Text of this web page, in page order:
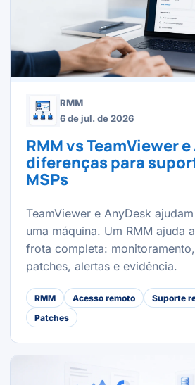
RMM
6 de jul. de 2026
RMM vs TeamViewer
diferenças para
MSPs
TeamViewer e AnyDesk
uma máquina. Um RMM ajuda
frota completa:
patches, alertas e evidência.
RMM Acesso remoto Suporte
Patches